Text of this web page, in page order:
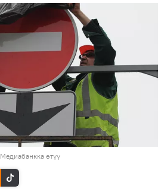
Медиабанкка өтүү